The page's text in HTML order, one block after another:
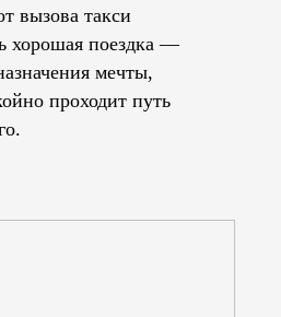
вызова такси
хорошая поездка —
мечты,
проходит путь